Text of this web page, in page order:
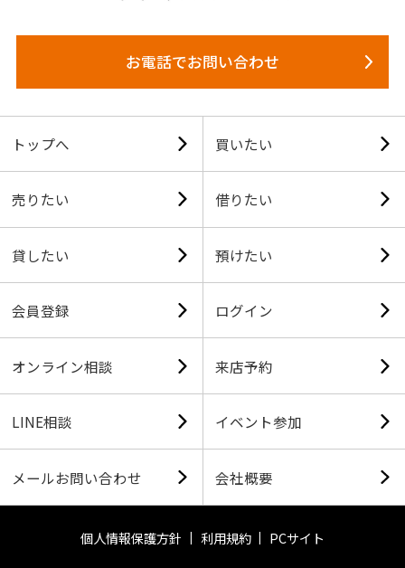
お電話でお問い合わせ
トップへ 買いたい
売りたい 借りたい
貸したい 預けたい
会員登録 ログイン
オンライン相談 来店予約
LINE相談 イベント参加
メールお問い合わせ 会社概要
個人情報保護方針 利用規約 PCサイト